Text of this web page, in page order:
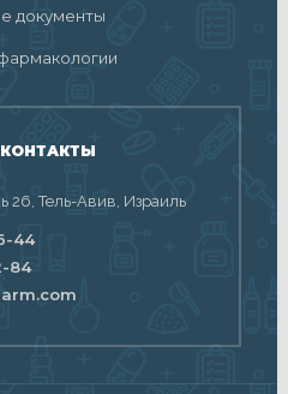
документы
26, Тель-Авив, Израиль
44
84